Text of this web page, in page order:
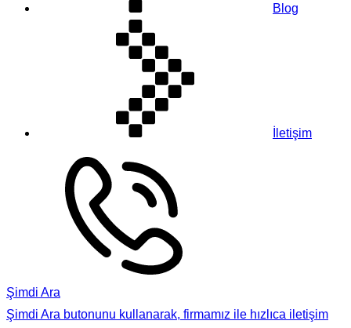
Blog
İletişim
Şimdi Ara
Şimdi Ara butonunu kullanarak, firmamız ile hızlıca iletişim